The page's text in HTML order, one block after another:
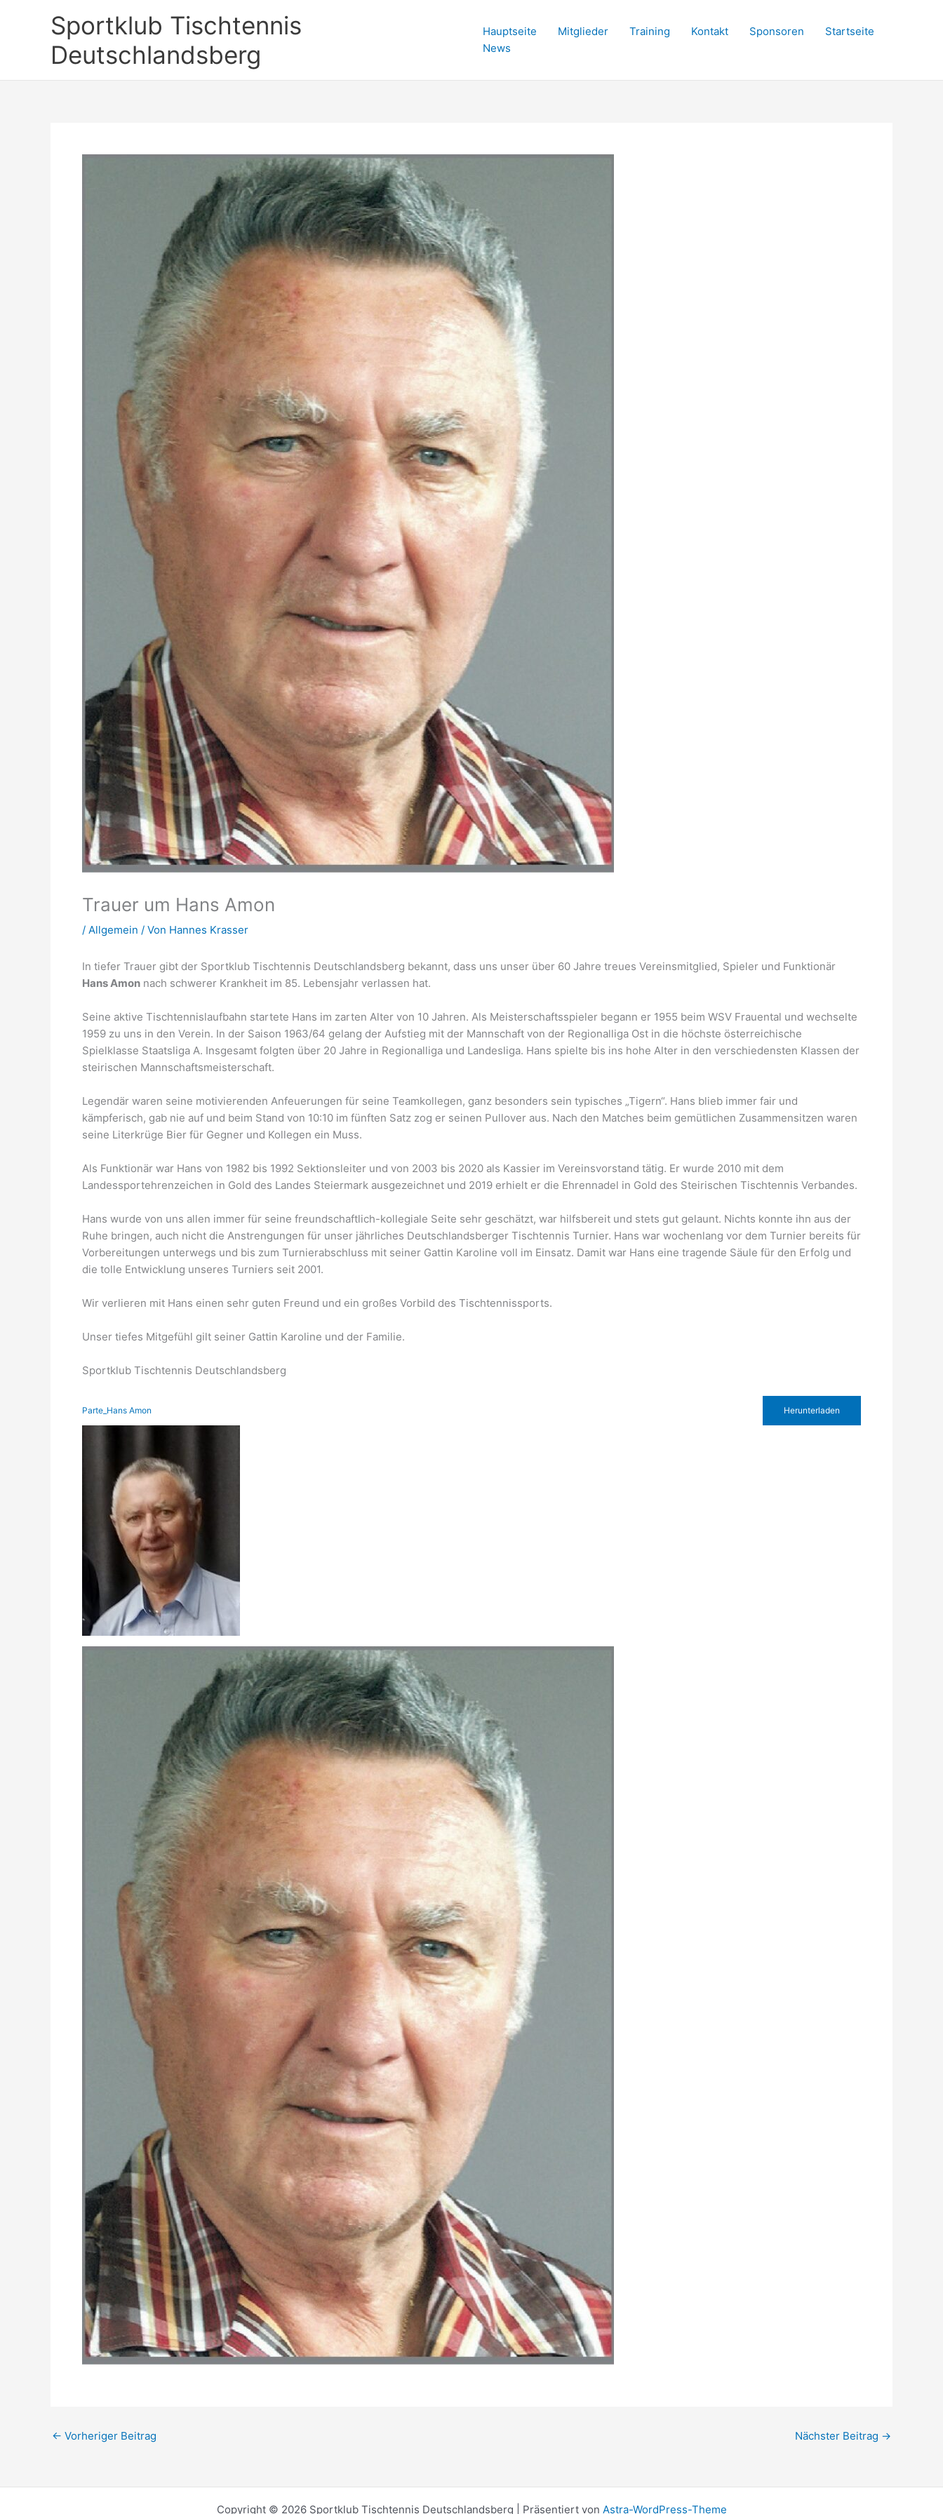
Sportklub Tischtennis
Deutschlandsberg
Hauptseite Mitglieder Training Kontakt Sponsoren
Startseite
News
Trauer um Hans Amon
/ Allgemein / Von Hannes Krasser
In tiefer Trauer gibt der Sportklub Tischtennis Deutschlandsberg bekannt, dass uns unser über 60 Jahre treues Vereinsmitglied, Spieler und Funktionär
Hans Amon nach schwerer Krankheit im 85. Lebensjahr verlassen hat.
Seine aktive Tischtennislaufbahn startete Hans im zarten Alter von 10 Jahren. Als Meisterschaftsspieler begann er 1955 beim WSV Frauental und wechselte
1959 zu uns in den Verein. In der Saison 1963/64 gelang der Aufstieg mit der Mannschaft von der Regionalliga Ost in die höchste österreichische
Spielklasse Staatsliga A. Insgesamt folgten über 20 Jahre in Regionalliga und Landesliga. Hans spielte bis ins hohe Alter in den verschiedensten Klassen der
steirischen Mannschaftsmeisterschaft.
Legendär waren seine motivierenden Anfeuerungen für seine Teamkollegen, ganz besonders sein typisches „Tigern“. Hans blieb immer fair und
kämpferisch, gab nie auf und beim Stand von 10:10 im fünften Satz zog er seinen Pullover aus. Nach den Matches beim gemütlichen Zusammensitzen waren
seine Literkrüge Bier für Gegner und Kollegen ein Muss.
Als Funktionär war Hans von 1982 bis 1992 Sektionsleiter und von 2003 bis 2020 als Kassier im Vereinsvorstand tätig. Er wurde 2010 mit dem
Landessportehrenzeichen in Gold des Landes Steiermark ausgezeichnet und 2019 erhielt er die Ehrennadel in Gold des Steirischen Tischtennis Verbandes.
Hans wurde von uns allen immer für seine freundschaftlich-kollegiale Seite sehr geschätzt, war hilfsbereit und stets gut gelaunt. Nichts konnte ihn aus der
Ruhe bringen, auch nicht die Anstrengungen für unser jährliches Deutschlandsberger Tischtennis Turnier. Hans war wochenlang vor dem Turnier bereits für
Vorbereitungen unterwegs und bis zum Turnierabschluss mit seiner Gattin Karoline voll im Einsatz. Damit war Hans eine tragende Säule für den Erfolg und
die tolle Entwicklung unseres Turniers seit 2001.
Wir verlieren mit Hans einen sehr guten Freund und ein großes Vorbild des Tischtennissports.
Unser tiefes Mitgefühl gilt seiner Gattin Karoline und der Familie.
Sportklub Tischtennis Deutschlandsberg
Parte_Hans Amon Herunterladen
← Vorheriger Beitrag Nächster Beitrag →
Copyright © 2026 Sportklub Tischtennis Deutschlandsberg | Präsentiert von Astra-WordPress-Theme